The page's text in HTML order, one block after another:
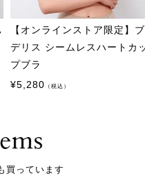
【オンラインストア限定】
デリス シームレスハートカ
プブラ
¥5,280 （税込）
買っています